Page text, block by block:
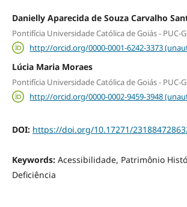
Danielly Aparecida de Souza Carvalho
Pontifícia Universidade Católica de Goiás - PUC-
http://orcid.org/0000-0001-6242-3373
Lúcia Maria Moraes
Pontifícia Universidade Católica de Goiás - PUC-
http://orcid.org/0000-0002-9459-3948
DOI: https://doi.org/10.17271/
Keywords: Acessibilidade, Patrimônio
Deficiência